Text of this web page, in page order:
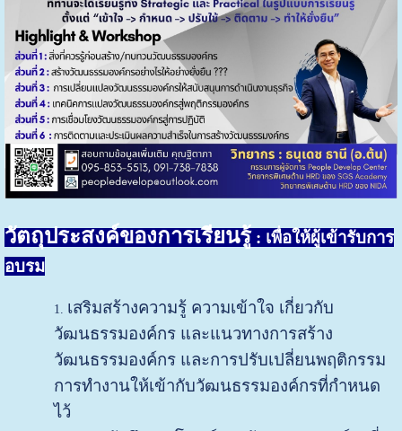
วัตถุประสงค์ของการเรียนรู้: เพื่อให้ผู้เข้ารับการ
อบรม
เสริมสร้างความรู้ ความเข้าใจ เกี่ยวกับ
วัฒนธรรมองค์กร และแนวทางการสร้าง
วัฒนธรรมองค์กร และการปรับเปลี่ยนพฤติกรรม
การทำงานให้เข้ากับวัฒนธรรมองค์กรที่กำหนด
ไว้